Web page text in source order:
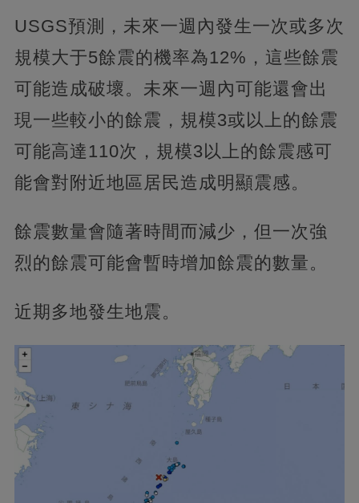
USGS預測，未來一週內發生一次或多次
規模大于5餘震的機率為12%，這些餘震
可能造成破壞。未來一週內可能還會出
現一些較小的餘震，規模3或以上的餘震
可能高達110次，規模3以上的餘震感可
能會對附近地區居民造成明顯震感。
餘震數量會隨著時間而減少，但一次強
烈的餘震可能會暫時增加餘震的數量。
近期多地發生地震。